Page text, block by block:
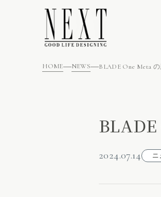
HOME NEWS BLADE One Meta
BLADE
2024.07.14 ニ